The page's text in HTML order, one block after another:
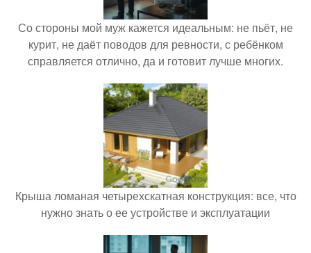
Со стороны мой муж кажется идеальным: не пьёт, не
курит, не даёт поводов для ревности, с ребёнком
справляется отлично, да и готовит лучше многих.
Крыша ломаная четырехскатная конструкция: все, что
нужно знать о ее устройстве и эксплуатации